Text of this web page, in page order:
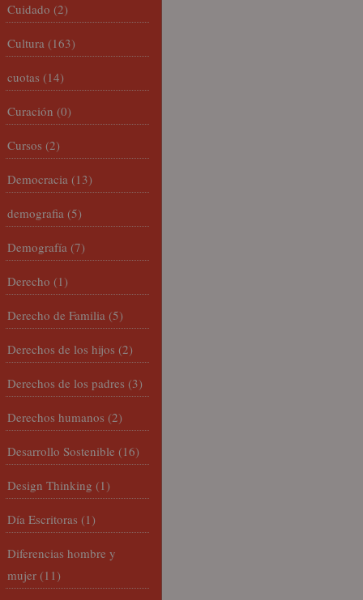
Cuidado (2)
Cultura (163)
cuotas (14)
Curación (0)
Cursos (2)
Democracia (13)
demografia (5)
Demografía (7)
Derecho (1)
Derecho de Familia (5)
Derechos de los hijos (2)
Derechos de los padres (3)
Derechos humanos (2)
Desarrollo Sostenible (16)
Design Thinking (1)
Día Escritoras (1)
Diferencias hombre y
mujer (11)